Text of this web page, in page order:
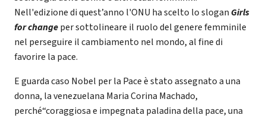
Nell'edizione di quest’anno l'ONU ha scelto lo slogan Girls
for changeper sottolineare il ruolo del genere femminile
nel perseguire il cambiamento nel mondo, al fine di
favorire la pace.
E guarda caso Nobel per la Pace è stato assegnato a una
donna, la venezuelana Maria Corina Machado,
perché“coraggiosa e impegnata paladina della pace, una